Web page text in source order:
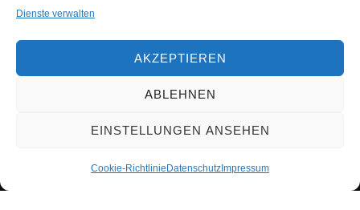
Dienste verwalten
AKZEPTIEREN
ABLEHNEN
EINSTELLUNGEN ANSEHEN
Cookie-Richtlinie Datenschutz Impressum
Impressum
Login